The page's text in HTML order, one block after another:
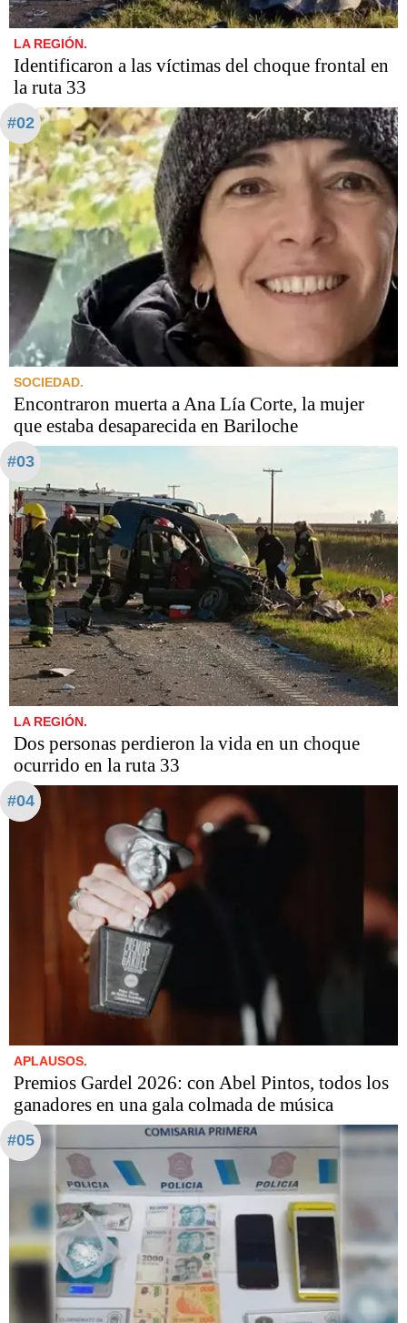
LA REGIÓN.
Identificaron a las víctimas del choque frontal en
la ruta 33
#02
SOCIEDAD.
Encontraron muerta a Ana Lía Corte, la mujer
que estaba desaparecida en Bariloche
#03
LA REGIÓN.
Dos personas perdieron la vida en un choque
ocurrido en la ruta 33
#04
APLAUSOS.
Premios Gardel 2026: con Abel Pintos, todos los
ganadores en una gala colmada de música
#05